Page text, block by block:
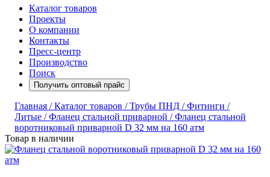
Каталог товаров
Проекты
О компании
Контакты
Пресс-центр
Производство
Поиск
Получить оптовый прайс
Главная /Каталог товаров /Трубы ПНД /Фитинги /
Литые /Фланец стальной приварной /Фланец стальной
воротниковый приварной D 32 мм на 160 атм
Товар в наличии